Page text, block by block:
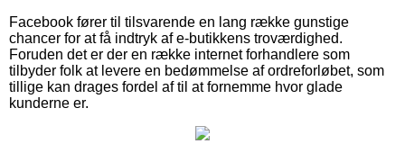
Facebook fører til tilsvarende en lang række gunstige
chancer for at få indtryk af e-butikkens troværdighed.
Foruden det er der en række internet forhandlere som
tilbyder folk at levere en bedømmelse af ordreforløbet, som
tillige kan drages fordel af til at fornemme hvor glade
kunderne er.